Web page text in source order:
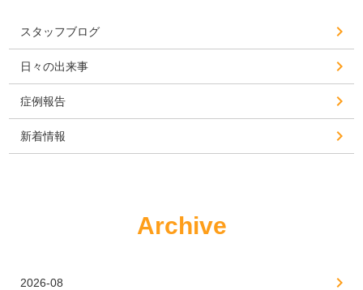
スタッフブログ
日々の出来事
症例報告
新着情報
Archive
2026-08